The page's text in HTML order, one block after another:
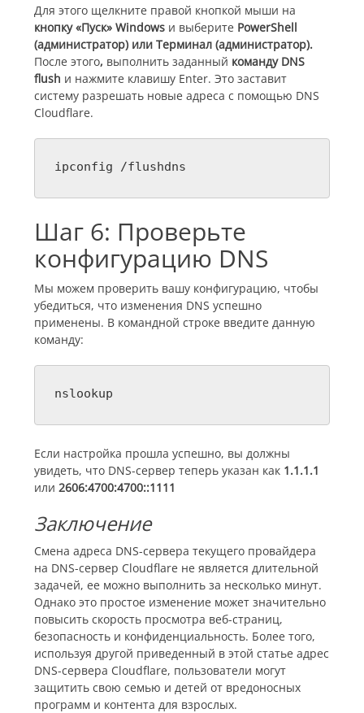
Для этого щелкните правой кнопкой мыши на
кнопку «Пуск» Windows и выберите PowerShell
(администратор) или Терминал (администратор).
После этого, выполнить заданный команду DNS
flush и нажмите клавишу Enter. Это заставит
систему разрешать новые адреса с помощью DNS
Cloudflare.
ipconfig /flushdns
Шаг 6: Проверьте
конфигурацию DNS
Мы можем проверить вашу конфигурацию, чтобы
убедиться, что изменения DNS успешно
применены. В командной строке введите данную
команду:
nslookup
Если настройка прошла успешно, вы должны
увидеть, что DNS-сервер теперь указан как 1.1.1.1
или 2606:4700:4700::1111
Заключение
Смена адреса DNS-сервера текущего провайдера
на DNS-сервер Cloudflare не является длительной
задачей, ее можно выполнить за несколько минут.
Однако это простое изменение может значительно
повысить скорость просмотра веб-страниц,
безопасность и конфиденциальность. Более того,
используя другой приведенный в этой статье адрес
DNS-сервера Cloudflare, пользователи могут
защитить свою семью и детей от вредоносных
программ и контента для взрослых.